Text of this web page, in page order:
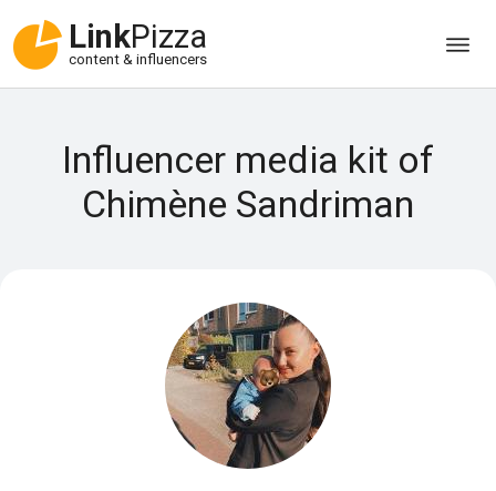
LinkPizza
content & influencers
Influencer media kit of
Chimène Sandriman